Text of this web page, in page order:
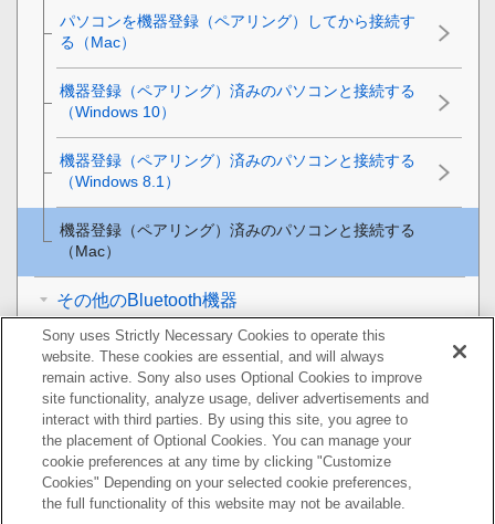
パソコンを機器登録（ペアリング）してから接続す
る（Mac）
機器登録（ペアリング）済みのパソコンと接続する
（Windows 10）
機器登録（ペアリング）済みのパソコンと接続する
（Windows 8.1 ）
機器登録（ペアリング）済みのパソコンと接続する
（Mac）
その他のBluetooth機器
Bluetooth 接続を切断するには（使い終わるには）
音楽を聞く
通話する
音声アシスト機能を使う
Sony uses Strictly Necessary Cookies to operate this
website. These cookies are essential, and will always
remain active. Sony also uses Optional Cookies to improve
site functionality, analyze usage, deliver advertisements and
interact with third parties. By using this site, you agree to
the placement of Optional Cookies. You can manage your
cookie preferences at any time by clicking "Customize
Cookies" Depending on your selected cookie preferences,
the full functionality of this website may not be available.